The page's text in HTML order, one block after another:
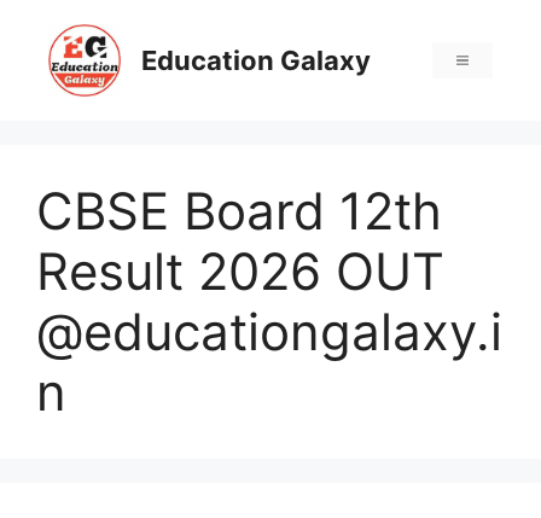
content
Education Galaxy Menu
CBSE Board 12th
Result 2026 OUT
@educationgalaxy.i
n